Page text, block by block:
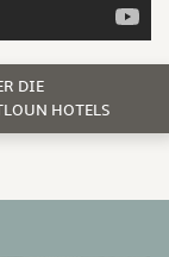
DIE
HOTELS